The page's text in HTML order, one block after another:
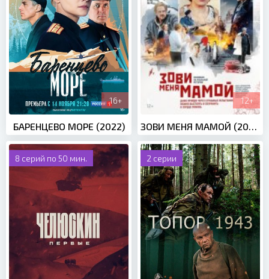
16+
БАРЕНЦЕВО МОРЕ (2022)
12+
8 серий по 50 мин. 2 серии